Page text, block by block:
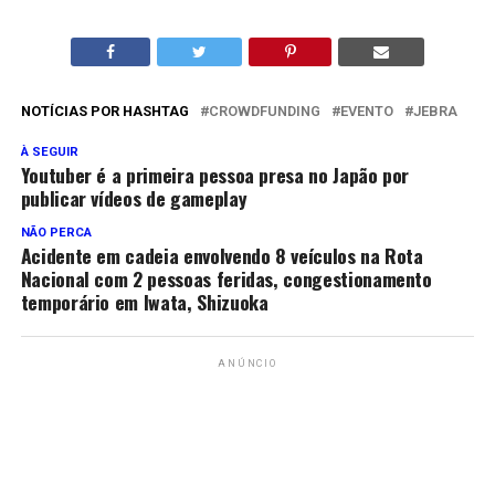
NOTÍCIAS POR HASHTAG CROWDFUNDING EVENTO JEBRA
À SEGUIR
Youtuber é a primeira pessoa presa no Japão por
publicar vídeos de gameplay
NÃO PERCA
Acidente em cadeia envolvendo 8 veículos na Rota
Nacional com 2 pessoas feridas, congestionamento
temporário em Iwata, Shizuoka
ANÚNCIO